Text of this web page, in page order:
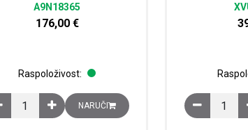
A9N18365
176,00 €
Raspoloživost:
Automatski osigurač C120N, 3P, 80AC, 10 kA količina
NARUČI Baza